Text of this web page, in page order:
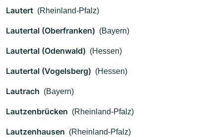
Lautert (Rheinland-Pfalz)
Lautertal (Oberfranken) (Bayern)
Lautertal (Odenwald) (Hessen)
Lautertal (Vogelsberg) (Hessen)
Lautrach (Bayern)
Lautzenbrücken (Rheinland-Pfalz)
Lautzenhausen (Rheinland-Pfalz)